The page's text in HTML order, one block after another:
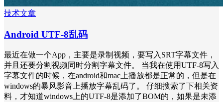
技术文章
Android UTF-8乱码
最近在做一个App，主要是录制视频，要写入SRT字幕文件，
并且还要分割视频同时分割字幕文件。 当我在使用UTF-8写入
字幕文件的时候，在android和mac上播放都是正常的，但是在
windows的暴风影音上播放字幕乱码了。 仔细搜索了下相关资
料，才知道windows上的UTF-8是添加了BOM的，如果是未添